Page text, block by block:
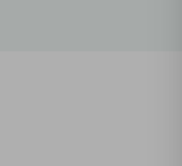
/ 14h à 19h
et Août